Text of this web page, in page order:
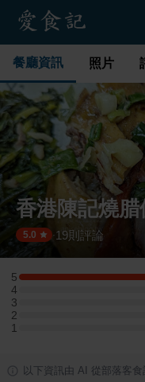
餐廳資訊 照片
香港陳記燒腊
5.0 ·19則評論
5
5 星：1 則評論
4
4 星：0 則評論
3
3 星：0 則評論
2
2 星：0 則評論
1
1 星：0 則評論
以下資訊由 AI 從部落客